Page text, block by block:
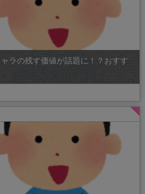
ラの残す価値が話題に！？おすす